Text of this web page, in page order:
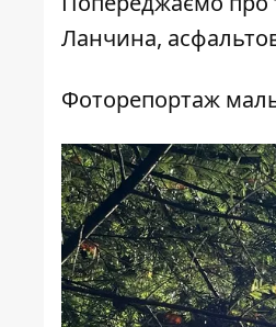
Ланчина,
Фоторепортаж